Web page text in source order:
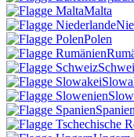
Malta
Polen
Spanien